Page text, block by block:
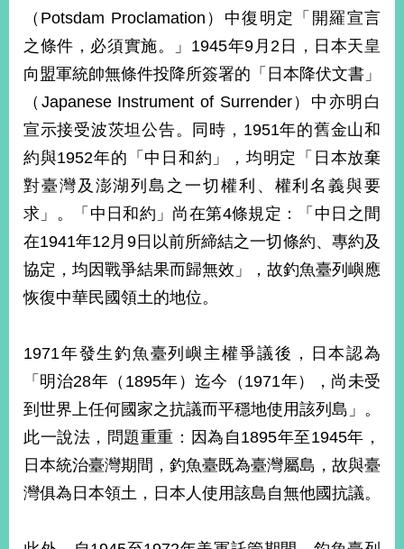
（Potsdam Proclamation）中復明定「開羅宣言
之條件，必須實施。」1945年9月2日，日本天皇
向盟軍統帥無條件投降所簽署的「日本降伏文書」
（Japanese Instrument of Surrender）中亦明白
宣示接受波茨坦公告。同時，1951年的舊金山和
約與1952年的「中日和約」，均明定「日本放棄
對臺灣及澎湖列島之一切權利、權利名義與要
求」。「中日和約」尚在第4條規定：「中日之間
在1941年12月9日以前所締結之一切條約、專約及
協定，均因戰爭結果而歸無效」，故釣魚臺列嶼應
恢復中華民國領土的地位。
1971年發生釣魚臺列嶼主權爭議後，日本認為
「明治28年（1895年）迄今（1971年），尚未受
到世界上任何國家之抗議而平穩地使用該列島」。
此一說法，問題重重：因為自1895年至1945年，
日本統治臺灣期間，釣魚臺既為臺灣屬島，故與臺
灣俱為日本領土，日本人使用該島自無他國抗議。